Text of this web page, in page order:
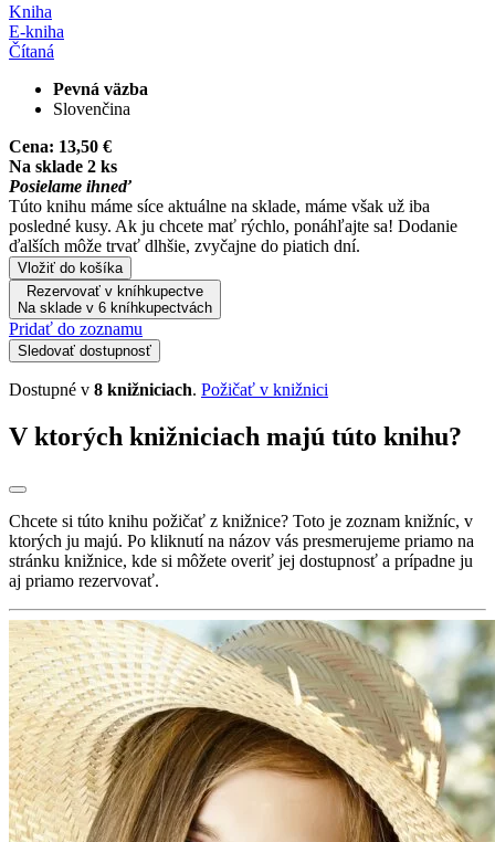
Kniha
E-kniha
Čítaná
Pevná väzba
Slovenčina
Cena: 13,50 €
Na sklade 2 ks
Posielame ihneď
Túto knihu máme síce aktuálne na sklade, máme však už iba
posledné kusy. Ak ju chcete mať rýchlo, ponáhľajte sa! Dodanie
ďalších môže trvať dlhšie, zvyčajne do piatich dní.
Vložiť do košíka
Rezervovať v kníhkupectve
Na sklade v 6 kníhkupectvách
Pridať do zoznamu
Sledovať dostupnosť
Dostupné v 8 knižniciach. Požičať v knižnici
V ktorých knižniciach majú túto knihu?
Chcete si túto knihu požičať z knižnice? Toto je zoznam knižníc, v
ktorých ju majú. Po kliknutí na názov vás presmerujeme priamo na
stránku knižnice, kde si môžete overiť jej dostupnosť a prípadne ju
aj priamo rezervovať.